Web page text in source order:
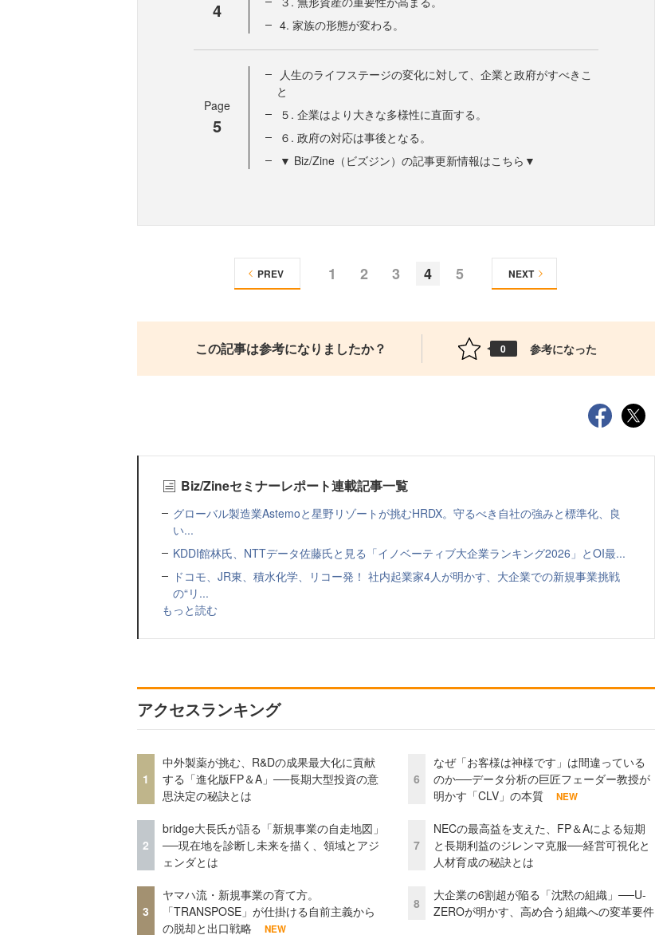
4
4. 家族の形態が変わる。
Page
5
人生のライフステージの変化に対して、企業と政府がすべきこ
と
５. 企業はより大きな多様性に直面する。
６. 政府の対応は事後となる。
▼ Biz/Zine（ビズジン）の記事更新情報はこちら▼
1 2 3 4 5
PREV NEXT
この記事は参考になりましたか？ 0 参考になった
Biz/Zineセミナーレポート連載記事一覧
グローバル製造業Astemoと星野リゾートが挑むHRDX。守るべき自社の強みと標準化、良
い...
KDDI館林氏、NTTデータ佐藤氏と見る「イノベーティブ大企業ランキング2026」とOI最...
ドコモ、JR東、積水化学、リコー発！ 社内起業家4人が明かす、大企業での新規事業挑戦
の“リ...
もっと読む
アクセスランキング
1
中外製薬が挑む、R&Dの成果最大化に貢献
する「進化版FP＆A」──長期大型投資の意
思決定の秘訣とは
2
bridge大長氏が語る「新規事業の自走地図」
──現在地を診断し未来を描く、領域とアジ
ェンダとは
3
ヤマハ流・新規事業の育て方。
「TRANSPOSE」が仕掛ける自前主義から
の脱却と出口戦略
NEW
6
なぜ「お客様は神様です」は間違っている
のか──データ分析の巨匠フェーダー教授が
明かす「CLV」の本質
NEW
7
NECの最高益を支えた、FP＆Aによる短期
と長期利益のジレンマ克服──経営可視化と
人材育成の秘訣とは
8
大企業の6割超が陥る「沈黙の組織」──U-
ZEROが明かす、高め合う組織への変革要件